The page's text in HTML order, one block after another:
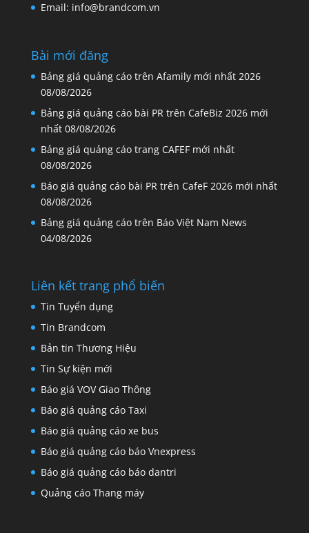
Email: info@brandcom.vn
Bài mới đăng
Bảng giá quảng cáo trên Afamily mới nhất 2026
08/08/2026
Bảng giá quảng cáo bài PR trên CafeBiz 2026 mới
nhất 08/08/2026
Bảng giá quảng cáo trang CAFEF mới nhất
08/08/2026
Báo giá quảng cáo bài PR trên CafeF 2026 mới nhất
08/08/2026
Bảng giá quảng cáo trên Báo Việt Nam News
04/08/2026
Liên kết trang phổ biến
Tin Tuyển dụng
Tin Brandcom
Bản tin Thương Hiệu
Tin Sự kiện mới
Báo giá VOV Giao Thông
Báo giá quảng cáo Taxi
Báo giá quảng cáo xe bus
Báo giá quảng cáo báo Vnexpress
Báo giá quảng cáo báo dantri
Quảng cáo Thang máy